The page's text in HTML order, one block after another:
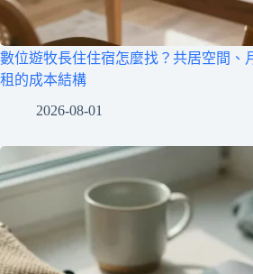
數位遊牧長住住宿怎麼找？共居空間、
租的成本結構
2026-08-01